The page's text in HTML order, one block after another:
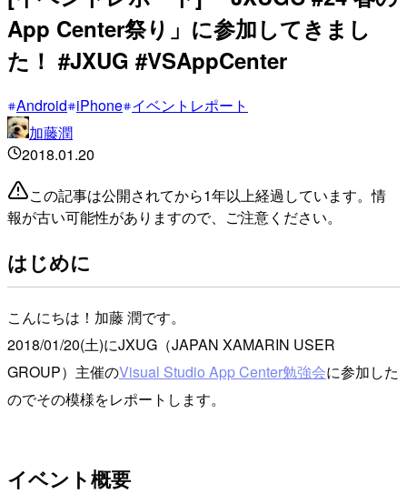
App Center祭り」に参加してきまし
た！ #JXUG #VSAppCenter
Android iPhone イベントレポート
加藤潤
2018.01.20
この記事は公開されてから1年以上経過しています。情
報が古い可能性がありますので、ご注意ください。
はじめに
こんにちは！加藤 潤です。
2018/01/20(土)にJXUG（JAPAN XAMARIN USER
GROUP）主催のVisual Studio App Center勉強会に参加した
のでその模様をレポートします。
イベント概要